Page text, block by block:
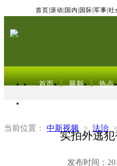
首页 滚动 国内 国际 军事 社
首页 最新 热点
当前位置： 中新视频 > 法治 >
实拍外逃
发布时间：